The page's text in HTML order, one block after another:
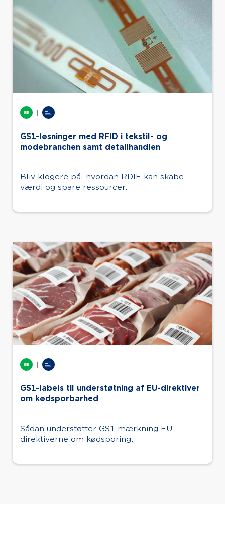
GS1-løsninger med RFID i tekstil- og
modebranchen samt detailhandlen
Bliv klogere på, hvordan RDIF kan skabe
værdi og spare ressourcer.
GS1-labels til understøtning af EU-direktiver
om kødsporbarhed
Sådan understøtter GS1-mærkning EU-
direktiverne om kødsporing.